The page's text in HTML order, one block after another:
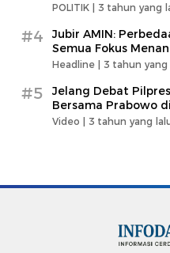
POLITIK | 3 tahun yang
#4
Jubir AMIN:
Semua Fokus
Headline | 3 tahun yang
#5
Jelang Debat
Bersama Prabowo
Video | 3 tahun yang